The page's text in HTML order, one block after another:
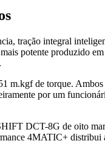
tração integral
potente produzido
de torque.
por um
DCT-8G de oito
4MATIC+